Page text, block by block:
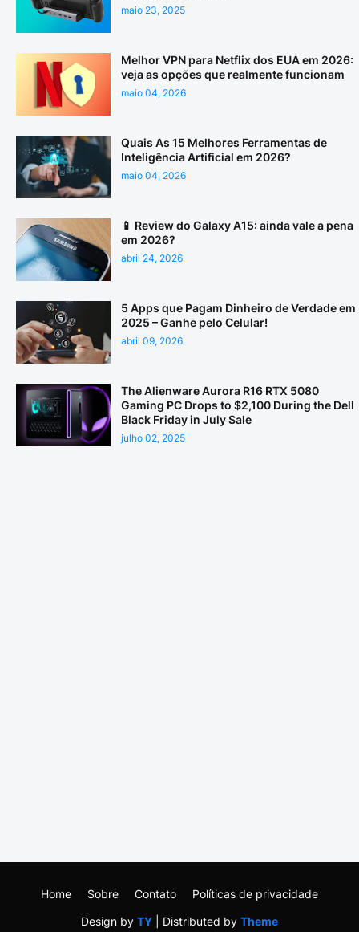
maio 23, 2025
Melhor VPN para Netflix dos EUA em 2026:
veja as opções que realmente funcionam
maio 04, 2026
Quais As 15 Melhores Ferramentas de
Inteligência Artificial em 2026?
maio 04, 2026
📱 Review do Galaxy A15: ainda vale a pena
em 2026?
abril 24, 2026
5 Apps que Pagam Dinheiro de Verdade em
2025 – Ganhe pelo Celular!
abril 09, 2026
The Alienware Aurora R16 RTX 5080
Gaming PC Drops to $2,100 During the Dell
Black Friday in July Sale
julho 02, 2025
Design by TY | Distributed by Theme
Home Sobre Contato Políticas de privacidade